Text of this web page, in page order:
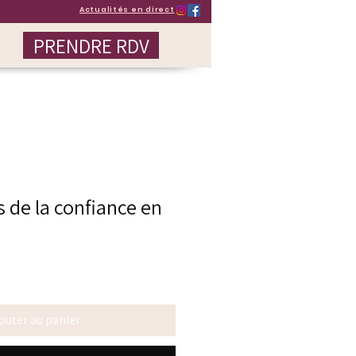
Actualités en direct
PRENDRE RDV
de la confiance en
au panier